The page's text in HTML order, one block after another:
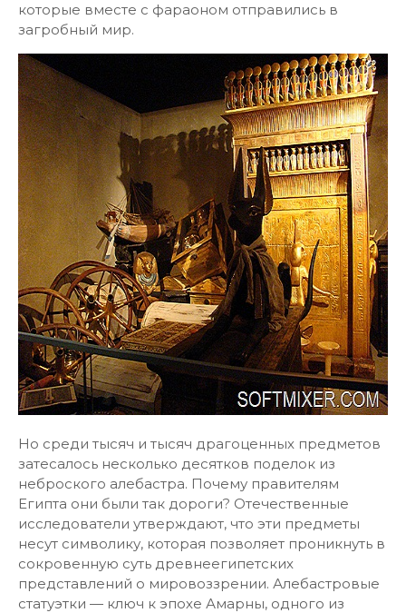
которые вместе с фараоном отправились в
загробный мир.
Но среди тысяч и тысяч драгоценных предметов
затесалось несколько десятков поделок из
неброского алебастра. Почему правителям
Египта они были так дороги? Отечественные
исследователи утверждают, что эти предметы
несут символику, которая позволяет проникнуть в
сокровенную суть древнеегипетских
представлений о мировоззрении. Алебастровые
статуэтки — ключ к эпохе Амарны, одного из